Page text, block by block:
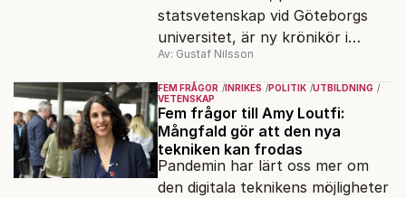
statsvetenskap vid Göteborgs
universitet, är ny krönikör i
Fokus.
Av: Gustaf Nilsson
FEM FRÅGOR INRIKES POLITIK UTBILDNING
VETENSKAP
Fem frågor till Amy Loutfi:
Mångfald gör att den nya
tekniken kan frodas
Pandemin har lärt oss mer om
den digitala teknikens möjligheter